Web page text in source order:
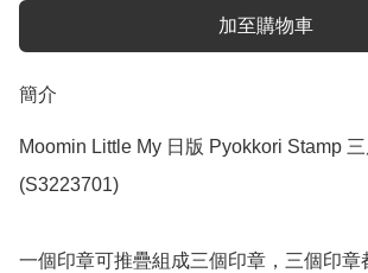
加至購物車
簡介
Moomin Little My 日版 Pyokkori Stamp
(S3223701)
一個印章可推疊組成三個印章，三個印章